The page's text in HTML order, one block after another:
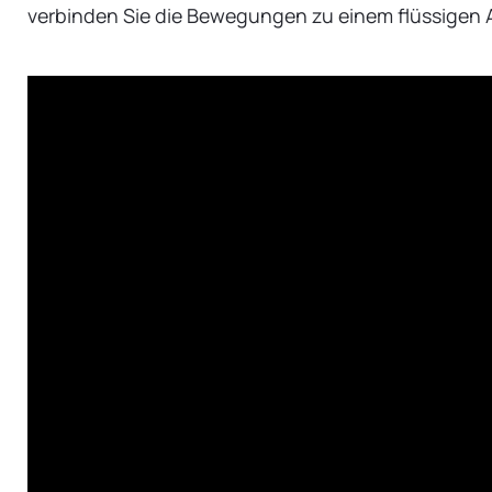
verbinden Sie die Bewegungen zu einem flüssigen